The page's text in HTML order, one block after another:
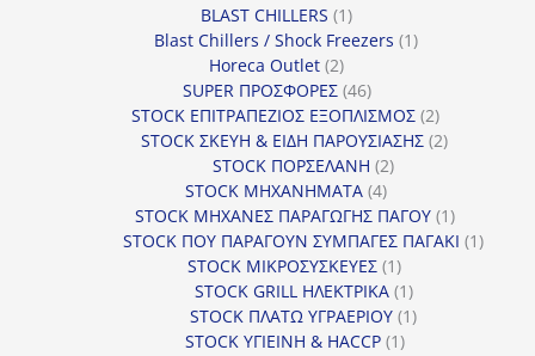
BLAST CHILLERS 11
προϊόν
Blast Chillers / Shock Freezers 11
Horeca Outlet 22
προϊόντα
SUPER ΠΡΟΣΦΟΡΕΣ 4646
προϊόντα
STOCK ΕΠΙΤΡΑΠΕΖΙΟΣ ΕΞΟΠΛΙΣΜΟΣ 22
προϊόντα
STOCK ΣΚΕΥΗ & ΕΙΔΗ ΠΑΡΟΥΣΙΑΣΗΣ 22
STOCK ΠΟΡΣΕΛΑΝΗ 22
STOCK ΜΗΧΑΝΗΜΑΤΑ 44
προϊόντα
STOCK ΜΗΧΑΝΕΣ ΠΑΡΑΓΩΓΗΣ ΠΑΓΟΥ 11
προϊόν
STOCK ΠΟΥ ΠΑΡΑΓΟΥΝ ΣΥΜΠΑΓΕΣ ΠΑΓΑΚΙ 11
STOCK ΜΙΚΡΟΣΥΣΚΕΥΕΣ 11
προϊόν
STOCK GRILL ΗΛΕΚΤΡΙΚΑ 11
προϊόν
STOCK ΠΛΑΤΩ ΥΓΡΑΕΡΙΟΥ 11
STOCK ΥΓΙΕΙΝΗ & HACCP 11